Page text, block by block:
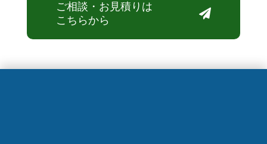
ご相談・お見積りは
こちらから
